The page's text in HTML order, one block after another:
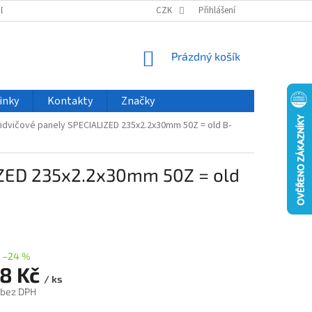
VELKOOBCHOD ČASTO KLADENÉ DOTAZY
CZK Přihlášení
NÁKUPNÍ
Prázdný košík
Kontakty Značky
panely SPECIALIZED 235x2.2x30mm 50Z = old B-
235x2.2x30mm 50Z = old
–24 %
Kč / ks
DPH